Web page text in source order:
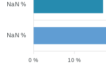
NaN %
NaN %
10 %
0 %